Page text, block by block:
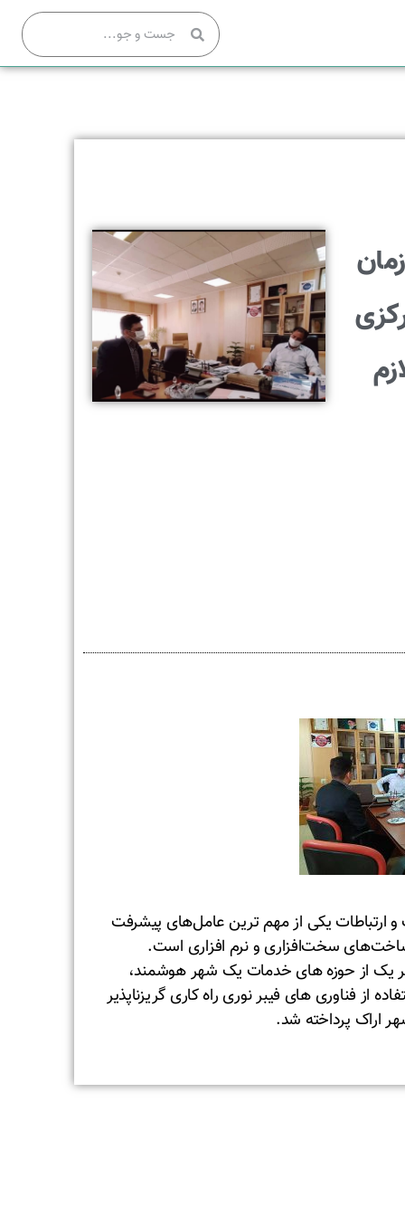
ارتباطات یکی از مهم ‌ترین عامل‌های پیشرفت
سخت‌افزاری و نرم افزاری است.
یک از حوزه های خدمات یک شهر هوشمند،
از فناوری های فیبر نوری راه کاری گریزناپذیر
اراک پرداخته شد.